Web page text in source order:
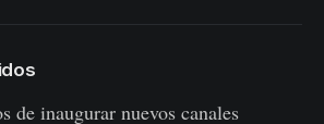
de inaugurar nuevos canales